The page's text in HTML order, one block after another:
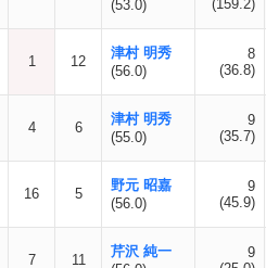
(53.0) (159.2)
1 12
津村 明秀
(56.0)
8
(36.8)
4 6
津村 明秀
(55.0)
9
(35.7)
16 5
野元 昭嘉
(56.0)
9
(45.9)
7 11
芹沢 純一
9